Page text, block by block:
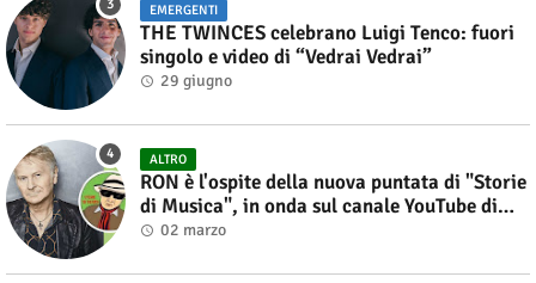
EMERGENTI
THE TWINCES celebrano Luigi Tenco: fuori
singolo e video di “Vedrai Vedrai”
29 giugno
ALTRO
RON è l'ospite della nuova puntata di "Storie
di Musica", in onda sul canale YouTube di
Alberto Salerno
02 marzo